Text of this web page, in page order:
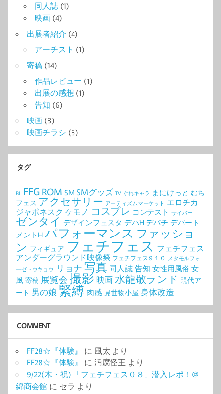
同人誌 (1)
映画 (4)
出展者紹介 (4)
アーチスト (1)
寄稿 (14)
作品レビュー (1)
出展の感想 (1)
告知 (6)
映画 (3)
映画チラシ (3)
タグ
BL FFG ROM SM SMグッズ TV ぐれキャラ まにけっと むち
フェス アクセサリー アーティズムマーケット エロチカ
ジャポネスク ケモノ コスプレ コンテスト サイバー
ゼンタイ デザインフェスタ デパH デパチ デパート
メントH パフォーマンス ファッショ
ン フィギュア フェチフェス フェチフェス
アンダーグラウンド映像祭 フェチフェス９１０ メタモルフォ
ーゼトウキョウ
リョナ 写真 同人誌 告知 女性用風俗 女
風 寄稿 展覧会 撮影 映画水龍敬ランド 現代ア
ート 男の娘 緊縛 肉感 見世物小屋 身体改造
COMMENT
FF28☆『体験』 に 風太 より
FF28☆『体験』
に 汚腐怪王 より
9/22(木・祝) 「フェチフェス０８」潜入レポ！＠
綿商会館 に セラ より